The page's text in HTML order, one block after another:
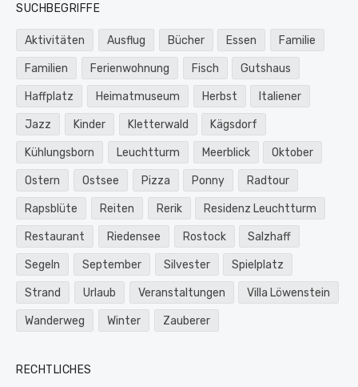
SUCHBEGRIFFE
Aktivitäten Ausflug Bücher Essen Familie
Familien Ferienwohnung Fisch Gutshaus
Haffplatz Heimatmuseum Herbst Italiener
Jazz Kinder Kletterwald Kägsdorf
Kühlungsborn Leuchtturm Meerblick Oktober
Ostern Ostsee Pizza Ponny Radtour
Rapsblüte Reiten Rerik Residenz Leuchtturm
Restaurant Riedensee Rostock Salzhaff
Segeln September Silvester Spielplatz
Strand Urlaub Veranstaltungen Villa Löwenstein
Wanderweg Winter Zauberer
RECHTLICHES